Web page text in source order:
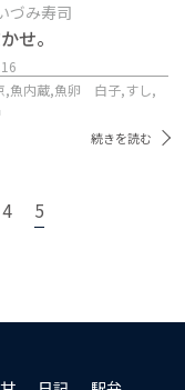
み寿司
せ。
,魚内蔵,魚卵 白子,すし,
続きを読む
4 5